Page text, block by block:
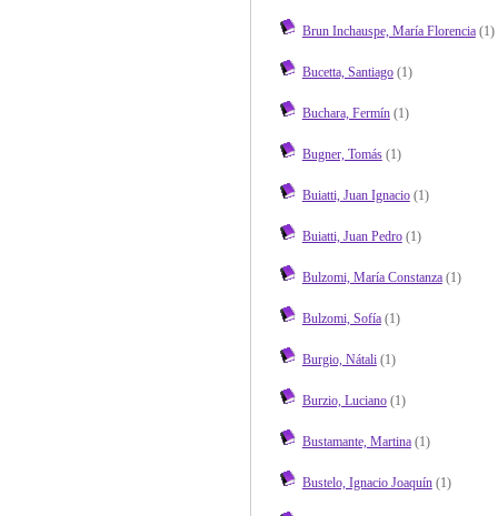
Brun Inchauspe, María Florencia(1)
Bucetta, Santiago(1)
Buchara, Fermín(1)
Bugner, Tomás(1)
Buiatti, Juan Ignacio(1)
Buiatti, Juan Pedro(1)
Bulzomi, María Constanza(1)
Bulzomi, Sofía(1)
Burgio, Nátali(1)
Burzio, Luciano(1)
Bustamante, Martina(1)
Bustelo, Ignacio Joaquín(1)